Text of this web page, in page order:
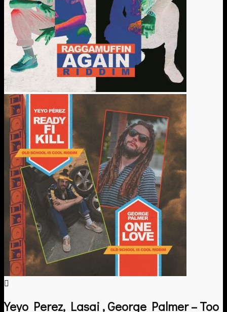
Yeyo Perez, Lasai , George Palmer – Too